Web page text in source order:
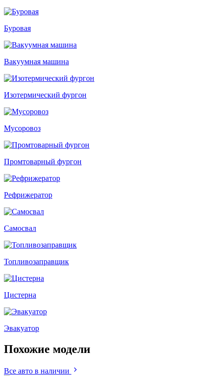
Буровая
Вакуумная машина
Изотермический фургон
Мусоровоз
Промтоварный фургон
Рефрижератор
Самосвал
Топливозаправщик
Цистерна
Эвакуатор
Похожие модели
Все авто в наличии